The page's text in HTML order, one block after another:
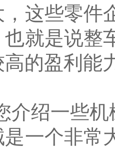
，这些零件
就是说整
的盈利能
介绍一些
一个非常